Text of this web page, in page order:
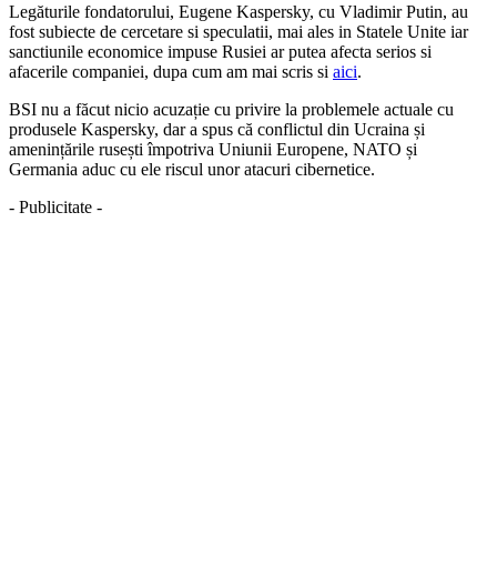
Legăturile fondatorului, Eugene Kaspersky, cu Vladimir Putin, au
fost subiecte de cercetare si speculatii, mai ales in Statele Unite iar
sanctiunile economice impuse Rusiei ar putea afecta serios si
afacerile companiei, dupa cum am mai scris si aici.
BSI nu a făcut nicio acuzație cu privire la problemele actuale cu
produsele Kaspersky, dar a spus că conflictul din Ucraina și
amenințările rusești împotriva Uniunii Europene, NATO și
Germania aduc cu ele riscul unor atacuri cibernetice.
- Publicitate -